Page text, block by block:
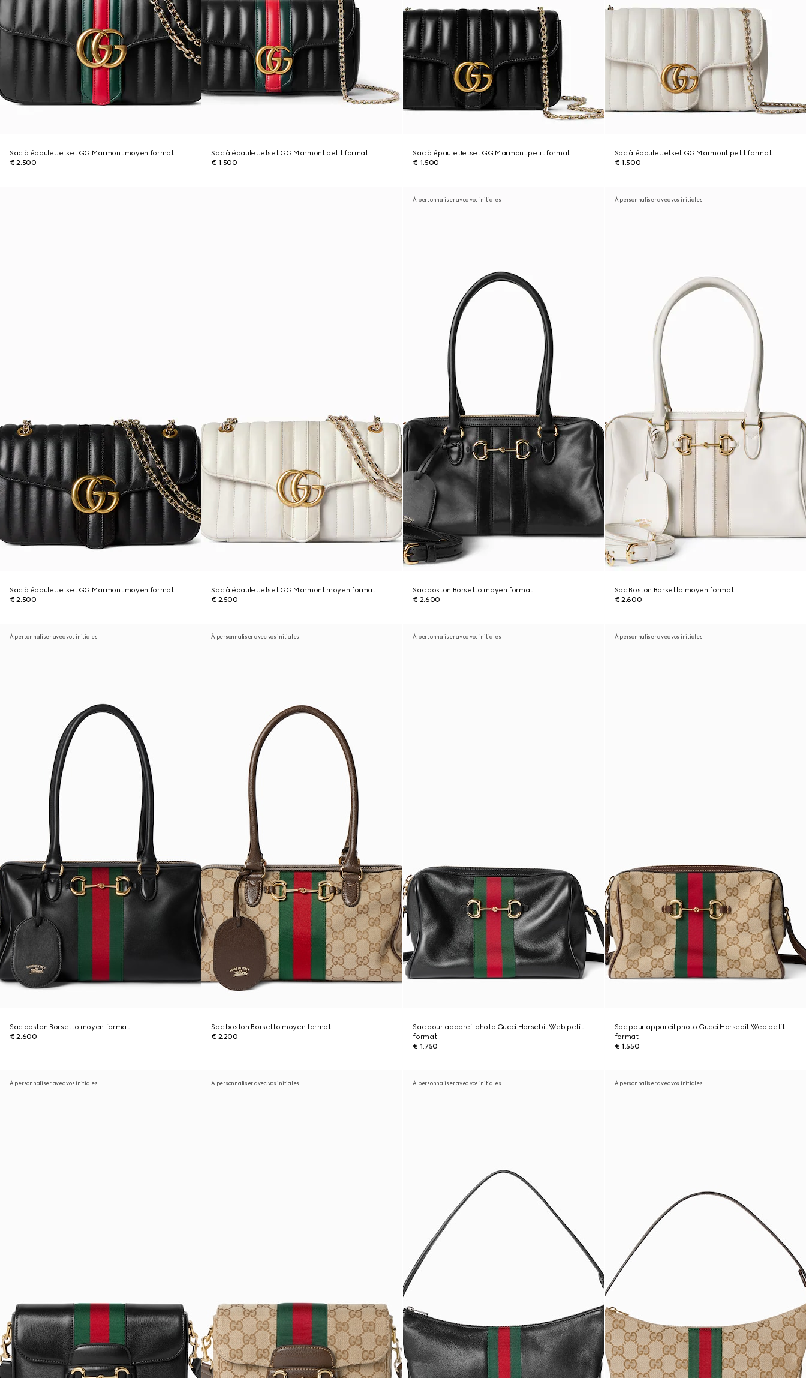
Sac à épaule Jetset GG Marmont moyen format
€ 2.500
Sac à épaule Jetset GG Marmont petit format
€ 1.500
Sac à épaule Jetset GG Marmont petit format
€ 1.500
Sac à épaule Jetset GG Marmont petit format
€ 1.500
Sac à épaule Jetset GG Marmont moyen format
€ 2.500
Sac à épaule Jetset GG Marmont moyen format
€ 2.500
À personnaliser avec vos initiales
Sac boston Borsetto moyen format
€ 2.600
À personnaliser avec vos initiales
Sac Boston Borsetto moyen format
€ 2.600
À personnaliser avec vos initiales
Sac boston Borsetto moyen format
€ 2.600
À personnaliser avec vos initiales
Sac boston Borsetto moyen format
€ 2.200
À personnaliser avec vos initiales
Sac pour appareil photo Gucci Horsebit Web petit
format
€ 1.750
À personnaliser avec vos initiales
Sac pour appareil photo Gucci Horsebit Web petit
format
€ 1.550
À personnaliser avec vos initiales À personnaliser avec vos initiales À personnaliser avec vos initiales À personnaliser avec vos initiales